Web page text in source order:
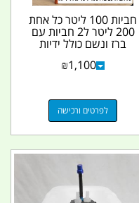
חביות 100 ליטר כל אחת
200 ליטר ל2 חביות עם
ברז ונשם כולל ידיות
₪1,100
לפרטים ורכישה